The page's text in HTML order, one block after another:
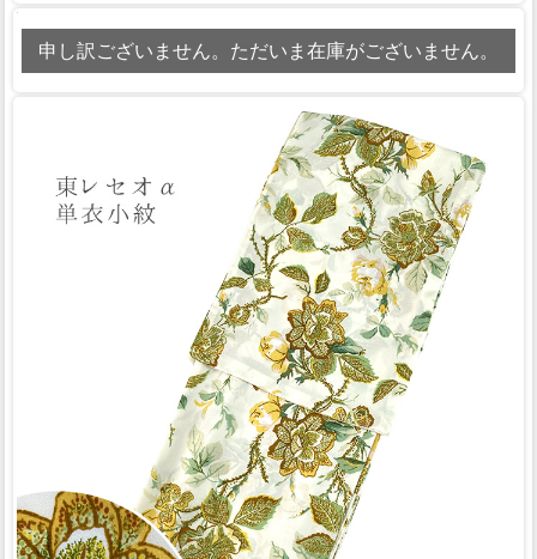
申し訳ございません。ただいま在庫がございません。